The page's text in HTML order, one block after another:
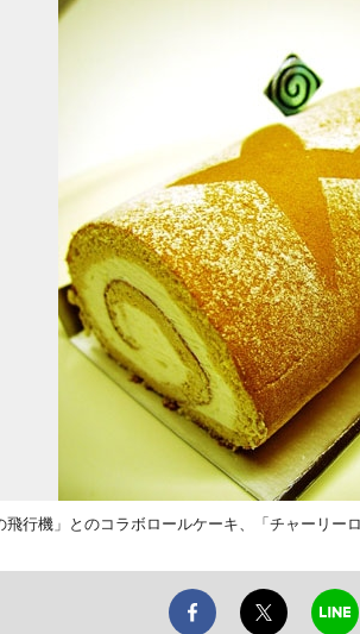
行機」とのコラボロールケーキ、「チャーリー